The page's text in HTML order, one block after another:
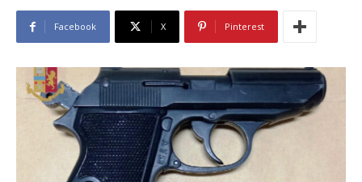
Facebook X Pinterest